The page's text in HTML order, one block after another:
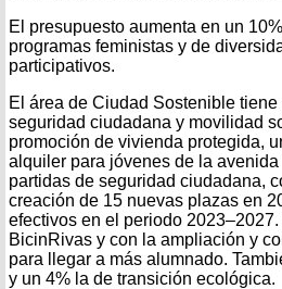
El presupuesto aumenta en un
programas feministas y de
participativos.
El área de Ciudad Sostenible
seguridad ciudadana y movilidad
promoción de vivienda protegida,
alquiler para jóvenes de la
partidas de seguridad ciudadana,
creación de 15 nuevas plazas en
efectivos en el periodo
BicinRivas y con la ampliación y
para llegar a más alumnado.
y un 4% la de transición ecológica.